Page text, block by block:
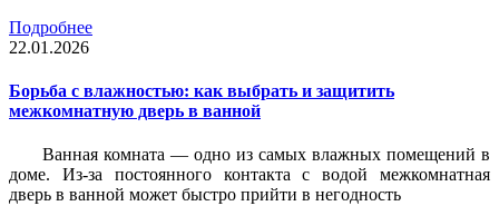
Подробнее
22.01.2026
Борьба с влажностью: как выбрать и защитить
межкомнатную дверь в ванной
Ванная комната — одно из самых влажных помещений в
доме. Из-за постоянного контакта с водой межкомнатная
дверь в ванной может быстро прийти в негодность